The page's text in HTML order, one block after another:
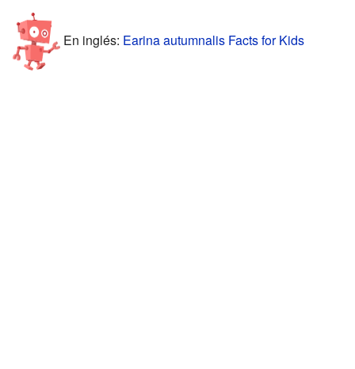
En inglés: Earina autumnalis Facts for Kids